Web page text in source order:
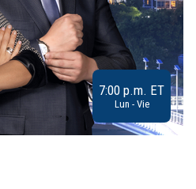
7:00 p.m. ET
Lun - Vie